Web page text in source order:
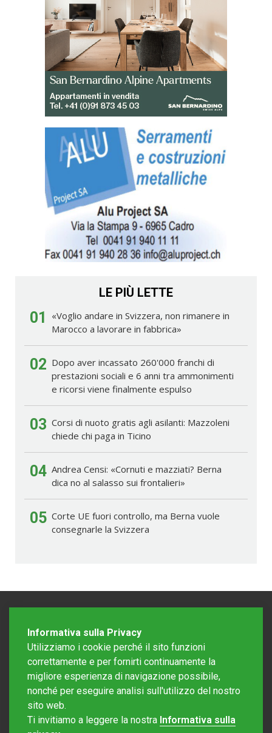
LE PIÙ LETTE
01
«Voglio andare in Svizzera, non rimanere in
Marocco a lavorare in fabbrica»
02 Dopo aver incassato 260'000 franchi di
prestazioni sociali e 6 anni tra ammonimenti
e ricorsi viene finalmente espulso
03 Corsi di nuoto gratis agli asilanti: Mazzoleni
chiede chi paga in Ticino
04 Andrea Censi: «Cornuti e mazziati? Berna
dica no al salasso sui frontalieri»
05 Corte UE fuori controllo, ma Berna vuole
consegnarle la Svizzera
Editore Rotostampa SA
Informativa sulla Privacy
Utilizziamo i cookie perché il sito funzioni
correttamente e per fornirti continuamente la
migliore esperienza di navigazione possibile,
nonché per eseguire analisi sull'utilizzo del nostro
sito web.
Ti invitiamo a leggere la nostra Informativa sulla